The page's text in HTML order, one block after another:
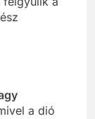
a dió